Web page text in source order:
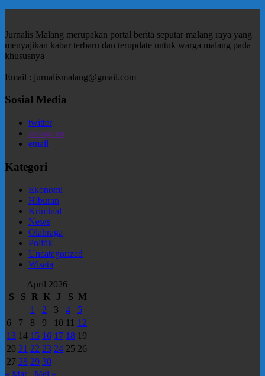
Jurnalis Malang merupakan portal berita seputar malang raya yang
menyajikan kabar terbaru dan terupdate untuk warga malang pada
khususnya
Email : jurnalismalang@gmail.com
Sosial Media
twitter
instagram
email
Kategori
Ekonomi
Hiburan
Kriminal
News
Olahraga
Politik
Uncategorized
Wisata
April 2026
S
S R K J S M
1
2 3 4
5
6
7 8 9 10 11 12
13 14 15 16 17 18 19
20 21 22 23 24 25 26
27 28 29 30
« Mar
Mei »